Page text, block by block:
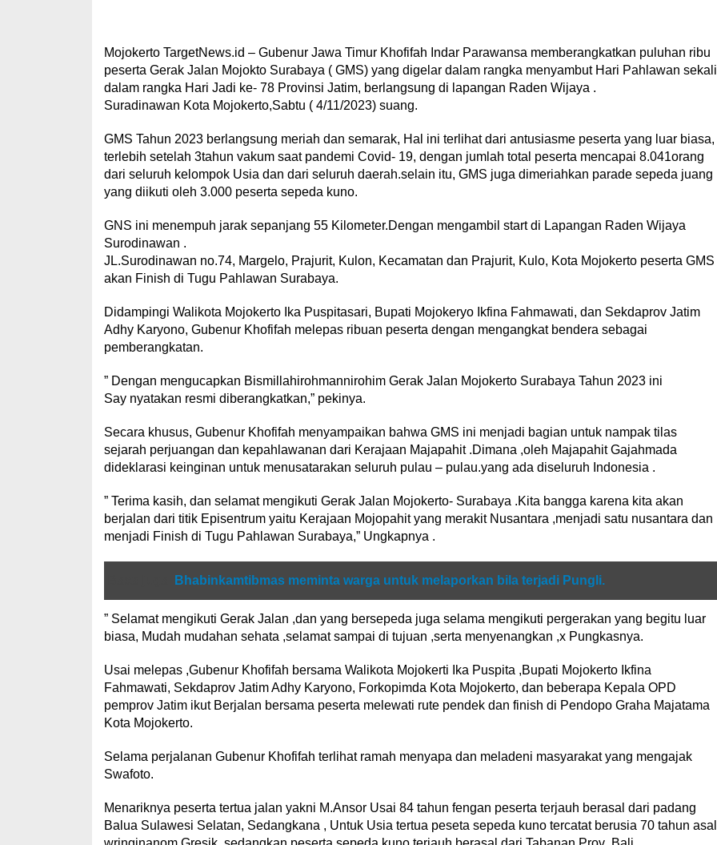
Mojokerto TargetNews.id – Gubenur Jawa Timur Khofifah Indar Parawansa memberangkatkan puluhan ribu
peserta Gerak Jalan Mojokto Surabaya ( GMS) yang digelar dalam rangka menyambut Hari Pahlawan sekali
dalam rangka Hari Jadi ke- 78 Provinsi Jatim, berlangsung di lapangan Raden Wijaya .
Suradinawan Kota Mojokerto,Sabtu ( 4/11/2023) suang.
GMS Tahun 2023 berlangsung meriah dan semarak, Hal ini terlihat dari antusiasme peserta yang luar biasa,
terlebih setelah 3tahun vakum saat pandemi Covid- 19, dengan jumlah total peserta mencapai 8.041orang
dari seluruh kelompok Usia dan dari seluruh daerah.selain itu, GMS juga dimeriahkan parade sepeda juang
yang diikuti oleh 3.000 peserta sepeda kuno.
GNS ini menempuh jarak sepanjang 55 Kilometer.Dengan mengambil start di Lapangan Raden Wijaya
Surodinawan .
JL.Surodinawan no.74, Margelo, Prajurit, Kulon, Kecamatan dan Prajurit, Kulo, Kota Mojokerto peserta GMS
akan Finish di Tugu Pahlawan Surabaya.
Didampingi Walikota Mojokerto Ika Puspitasari, Bupati Mojokeryo Ikfina Fahmawati, dan Sekdaprov Jatim
Adhy Karyono, Gubenur Khofifah melepas ribuan peserta dengan mengangkat bendera sebagai
pemberangkatan.
” Dengan mengucapkan Bismillahirohmannirohim Gerak Jalan Mojokerto Surabaya Tahun 2023 ini
Say nyatakan resmi diberangkatkan,” pekinya.
Secara khusus, Gubenur Khofifah menyampaikan bahwa GMS ini menjadi bagian untuk nampak tilas
sejarah perjuangan dan kepahlawanan dari Kerajaan Majapahit .Dimana ,oleh Majapahit Gajahmada
dideklarasi keinginan untuk menusatarakan seluruh pulau – pulau.yang ada diseluruh Indonesia .
” Terima kasih, dan selamat mengikuti Gerak Jalan Mojokerto- Surabaya .Kita bangga karena kita akan
berjalan dari titik Episentrum yaitu Kerajaan Mojopahit yang merakit Nusantara ,menjadi satu nusantara dan
menjadi Finish di Tugu Pahlawan Surabaya,” Ungkapnya .
Bhabinkamtibmas meminta warga untuk melaporkan bila terjadi Pungli.
” Selamat mengikuti Gerak Jalan ,dan yang bersepeda juga selama mengikuti pergerakan yang begitu luar
biasa, Mudah mudahan sehata ,selamat sampai di tujuan ,serta menyenangkan ,x Pungkasnya.
Usai melepas ,Gubenur Khofifah bersama Walikota Mojokerti Ika Puspita ,Bupati Mojokerto Ikfina
Fahmawati, Sekdaprov Jatim Adhy Karyono, Forkopimda Kota Mojokerto, dan beberapa Kepala OPD
pemprov Jatim ikut Berjalan bersama peserta melewati rute pendek dan finish di Pendopo Graha Majatama
Kota Mojokerto.
Selama perjalanan Gubenur Khofifah terlihat ramah menyapa dan meladeni masyarakat yang mengajak
Swafoto.
Menariknya peserta tertua jalan yakni M.Ansor Usai 84 tahun fengan peserta terjauh berasal dari padang
Balua Sulawesi Selatan, Sedangkana , Untuk Usia tertua peseta sepeda kuno tercatat berusia 70 tahun asal